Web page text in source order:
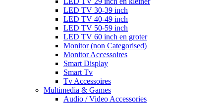
LED TV 30-39 inch
LED TV 40-49 inch
LED TV 50-59 inch
LED TV 60 inch en groter
Monitor (non Categorised)
Monitor Accessoires
Smart Display
Smart Tv
Tv Accessoires
Multimedia & Games
Audio / Video Accessories